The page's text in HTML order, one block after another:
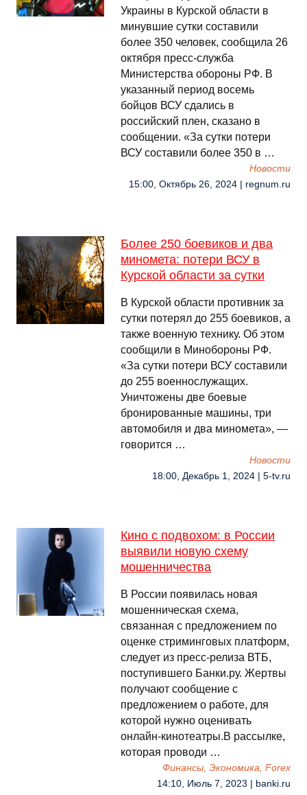
Украины в Курской области в
минувшие сутки составили
более 350 человек, сообщила 26
октября пресс-служба
Министерства обороны РФ. В
указанный период восемь
бойцов ВСУ сдались в
российский плен, сказано в
сообщении. «За сутки потери
ВСУ составили более 350 в …
Новости
15:00, Октябрь 26, 2024 | regnum.ru
Более 250 боевиков и два
миномета: потери ВСУ в
Курской области за сутки
В Курской области противник за
сутки потерял до 255 боевиков, а
также военную технику. Об этом
сообщили в Минобороны РФ.
«За сутки потери ВСУ составили
до 255 военнослужащих.
Уничтожены две боевые
бронированные машины, три
автомобиля и два миномета», —
говорится …
Новости
18:00, Декабрь 1, 2024 | 5-tv.ru
Кино с подвохом: в России
выявили новую схему
мошенничества
В России появилась новая
мошенническая схема,
связанная с предложением по
оценке стриминговых платформ,
следует из пресс-релиза ВТБ,
поступившего Банки.ру. Жертвы
получают сообщение с
предложением о работе, для
которой нужно оценивать
онлайн-кинотеатры.В рассылке,
которая проводи …
Финансы, Экономика, Forex
14:10, Июль 7, 2023 | banki.ru